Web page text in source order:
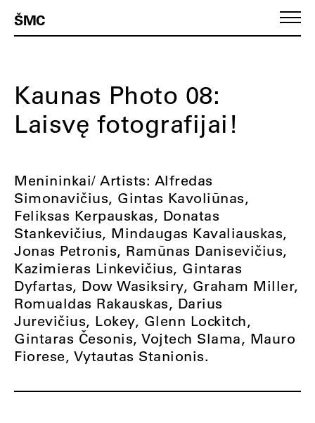
ŠMC
Kaunas Photo 08:
Laisvę fotografijai!
Menininkai/ Artists: Alfredas
Simonavičius, Gintas Kavoliūnas,
Feliksas Kerpauskas, Donatas
Stankevičius, Mindaugas Kavaliauskas,
Jonas Petronis, Ramūnas Danisevičius,
Kazimieras Linkevičius, Gintaras
Dyfartas, Dow Wasiksiry, Graham Miller,
Romualdas Rakauskas, Darius
Jurevičius, Lokey, Glenn Lockitch,
Gintaras Česonis, Vojtech Slama, Mauro
Fiorese, Vytautas Stanionis.